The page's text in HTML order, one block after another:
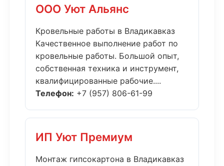
ООО Уют Альянс
Кровельные работы в Владикавказ
Качественное выполнение работ по
кровельные работы. Большой опыт,
собственная техника и инструмент,
квалифицированные рабочие....
Телефон: +7 (957) 806-61-99
ИП Уют Премиум
Монтаж гипсокартона в Владикавказ